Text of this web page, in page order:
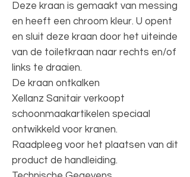
Deze kraan is gemaakt van messing
en heeft een chroom kleur. U opent
en sluit deze kraan door het uiteinde
van de toiletkraan naar rechts en/of
links te draaien.
De kraan ontkalken
Xellanz Sanitair verkoopt
schoonmaakartikelen speciaal
ontwikkeld voor kranen.
Raadpleeg voor het plaatsen van dit
product de handleiding.